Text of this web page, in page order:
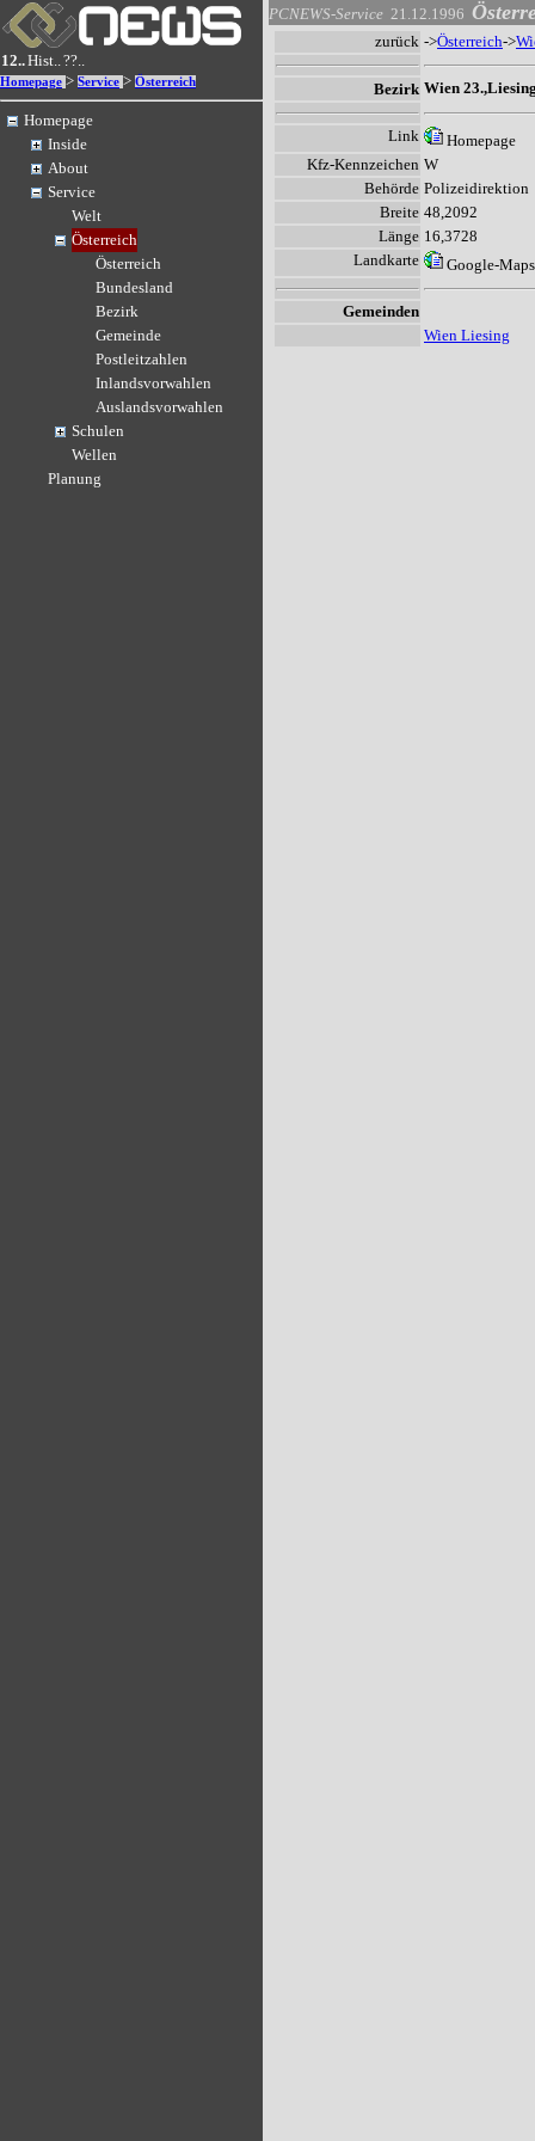
12..Hist..??..
Homepage > Service > Österreich
Homepage
Inside
About
Service
Welt
Österreich
Österreich
Bundesland
Bezirk
Gemeinde
Postleitzahlen
Inlandsvorwahlen
Auslandsvorwahlen
Schulen
Wellen
Planung
PCNEWS-Service 21.12.1996
zurück ->Österreich->
Bezirk Wien
Link
Homepage
Kfz-Kennzeichen W
Behörde Polizeidirektion
Breite 48,2092
Länge 16,3728
Landkarte
Google-Maps
Gemeinden
Wien Liesing